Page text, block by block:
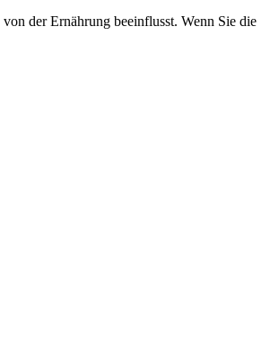
der Ernährung beeinflusst. Wenn Sie die